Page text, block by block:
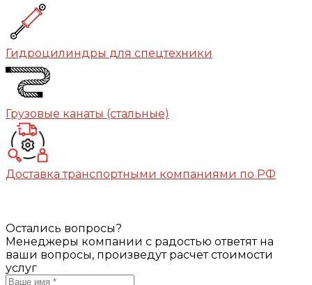
Гидроцилиндры для спецтехники
Грузовые канаты (стальные)
Доставка транспортными компаниями по РФ
Остались вопросы?
Менеджеры компании с радостью ответят на
ваши вопросы, произведут расчет стоимости
услуг